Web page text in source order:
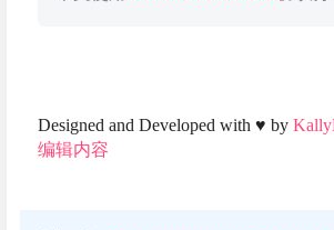
Designed and Developed with ♥ by
编辑内容